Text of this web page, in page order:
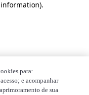
.
para:
e acompanhar
de sua